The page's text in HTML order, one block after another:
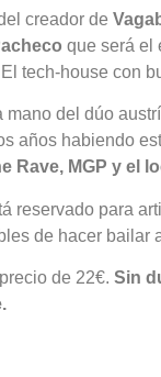
creador de
que será el
El tech-house con
mano del dúo
años habiendo
Rave, MGP y el
reservado para
de hacer bailar
de 22€. Sin